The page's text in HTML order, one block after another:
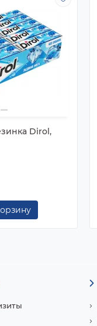
Dirol,